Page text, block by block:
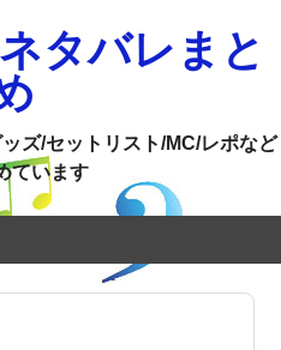
タバレまと
ズ/セットリスト/MC/レポなど
ています